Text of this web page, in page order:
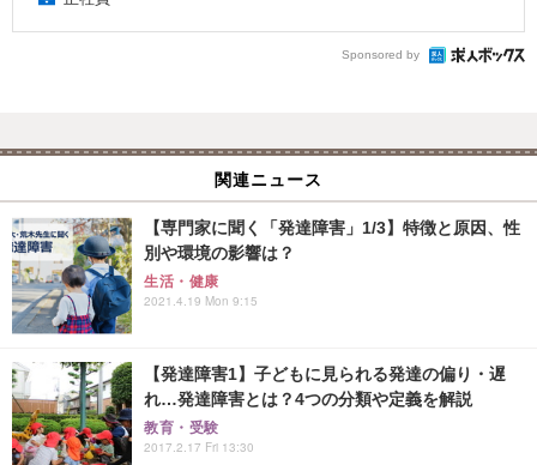
Sponsored by
関連ニュース
【専門家に聞く「発達障害」1/3】特徴と原因、性
別や環境の影響は？
生活・健康
2021.4.19 Mon 9:15
【発達障害1】子どもに見られる発達の偏り・遅
れ…発達障害とは？4つの分類や定義を解説
教育・受験
2017.2.17 Fri 13:30